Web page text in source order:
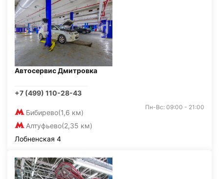
Автосервис Дмитровка
+7 (499) 110-28-43
Бибирево(1,6 км)
Алтуфьево(2,35 км)
Пн-Вс: 09:00 - 21:00
Лобненская 4